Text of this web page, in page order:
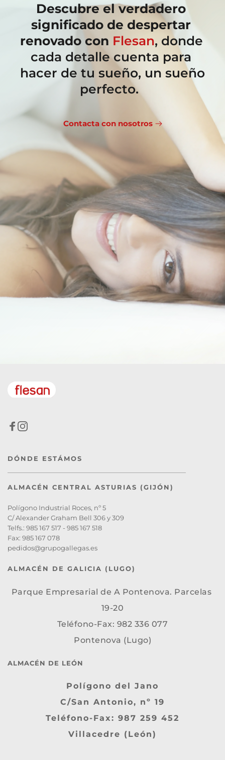
Descubre el verdadero
significado de despertar
renovado con Flesan, donde
cada detalle cuenta para
hacer de tu sueño, un sueño
perfecto.
Contacta con nosotros
DÓNDE ESTÁMOS
ALMACÉN CENTRAL ASTURIAS (GIJÓN)
Polígono Industrial Roces, nº 5
C/ Alexander Graham Bell 306 y 309
Telfs.: 985 167 517 - 985 167 518
Fax: 985 167 078
pedidos@grupogallegas.es
ALMACÉN DE GALICIA (LUGO)
Parque Empresarial de A Pontenova. Parcelas
19-20
Teléfono-Fax: 982 336 077
Pontenova (Lugo)
ALMACÉN DE LEÓN
Polígono del Jano
C/San Antonio, nº 19
Teléfono-Fax: 987 259 452
Villacedre (León)